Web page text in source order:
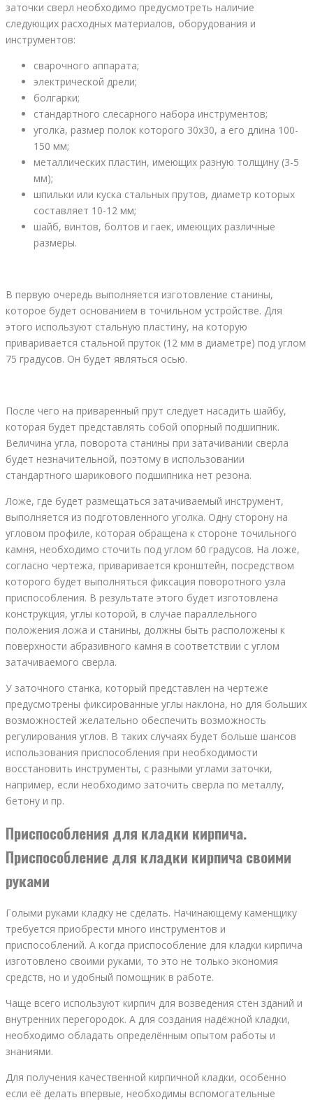
заточки сверл необходимо предусмотреть наличие
следующих расходных материалов, оборудования и
инструментов:
сварочного аппарата;
электрической дрели;
болгарки;
стандартного слесарного набора инструментов;
уголка, размер полок которого 30х30, а его длина 100-
150 мм;
металлических пластин, имеющих разную толщину (3-5
мм);
шпильки или куска стальных прутов, диаметр которых
составляет 10-12 мм;
шайб, винтов, болтов и гаек, имеющих различные
размеры.
В первую очередь выполняется изготовление станины,
которое будет основанием в точильном устройстве. Для
этого используют стальную пластину, на которую
приваривается стальной пруток (12 мм в диаметре) под углом
75 градусов. Он будет являться осью.
После чего на приваренный прут следует насадить шайбу,
которая будет представлять собой опорный подшипник.
Величина угла, поворота станины при затачивании сверла
будет незначительной, поэтому в использовании
стандартного шарикового подшипника нет резона.
Ложе, где будет размещаться затачиваемый инструмент,
выполняется из подготовленного уголка. Одну сторону на
угловом профиле, которая обращена к стороне точильного
камня, необходимо сточить под углом 60 градусов. На ложе,
согласно чертежа, приваривается кронштейн, посредством
которого будет выполняться фиксация поворотного узла
приспособления. В результате этого будет изготовлена
конструкция, углы которой, в случае параллельного
положения ложа и станины, должны быть расположены к
поверхности абразивного камня в соответствии с углом
затачиваемого сверла.
У заточного станка, который представлен на чертеже
предусмотрены фиксированные углы наклона, но для больших
возможностей желательно обеспечить возможность
регулирования углов. В таких случаях будет больше шансов
использования приспособления при необходимости
восстановить инструменты, с разными углами заточки,
например, если необходимо заточить сверла по металлу,
бетону и пр.
Приспособления для кладки кирпича.
Приспособление для кладки кирпича своими
руками
Голыми руками кладку не сделать. Начинающему каменщику
требуется приобрести много инструментов и
приспособлений. А когда приспособление для кладки кирпича
изготовлено своими руками, то это не только экономия
средств, но и удобный помощник в работе.
Чаще всего используют кирпич для возведения стен зданий и
внутренних перегородок. А для создания надёжной кладки,
необходимо обладать определённым опытом работы и
знаниями.
Для получения качественной кирпичной кладки, особенно
если её делать впервые, необходимы вспомогательные